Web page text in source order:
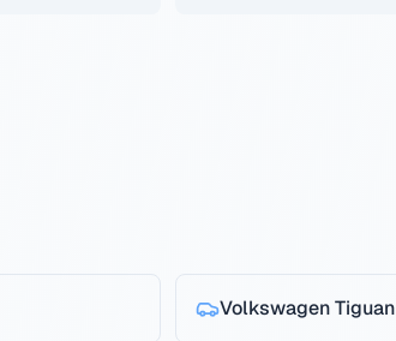
Volkswagen Tiguan